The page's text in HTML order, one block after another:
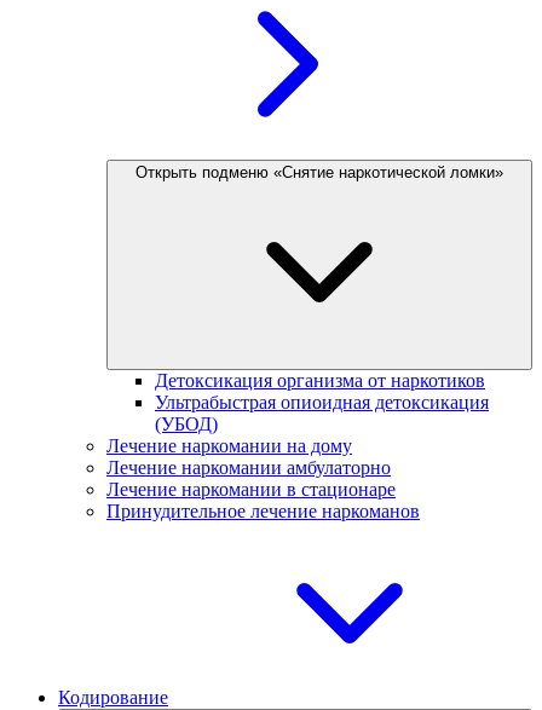
Открыть подменю «Снятие наркотической ломки»
Детоксикация организма от наркотиков
Ультрабыстрая опиоидная детоксикация
(УБОД)
Лечение наркомании на дому
Лечение наркомании амбулаторно
Лечение наркомании в стационаре
Принудительное лечение наркоманов
Кодирование